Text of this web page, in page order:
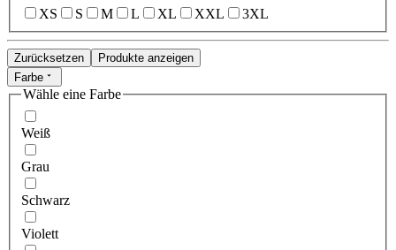
XS
S M L XL XXL 3XL
Zurücksetzen
Produkte anzeigen
Farbe
Wähle eine Farbe
Weiß
Grau
Schwarz
Violett